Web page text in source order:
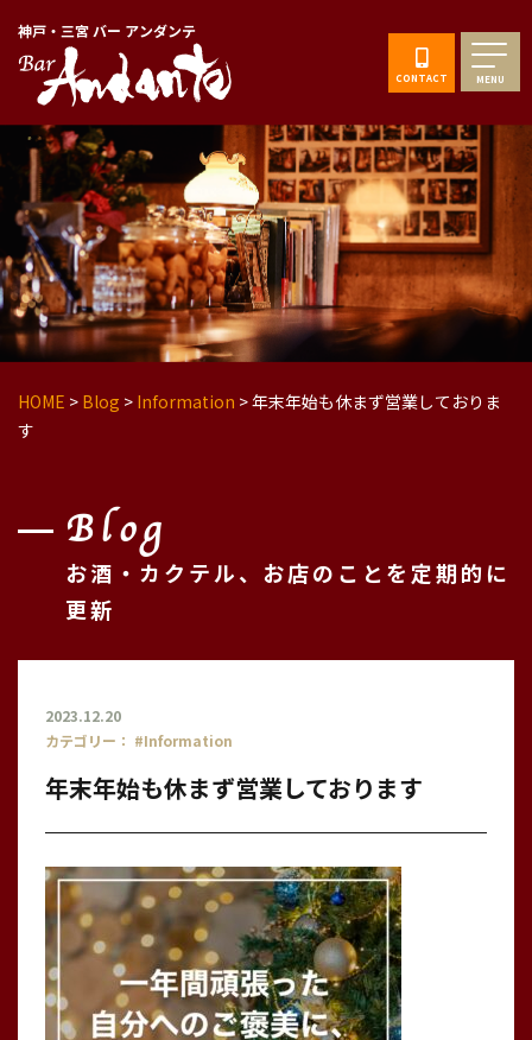
神戸・三宮 バー アンダンテ
CONTACT MENU
HOME > Blog > Information >年末年始も休まず営業しておりま
す
Blog
お酒・カクテル、お店のことを定期的に
更新
2023.12.20
カテゴリー： #Information
年末年始も休まず営業しております